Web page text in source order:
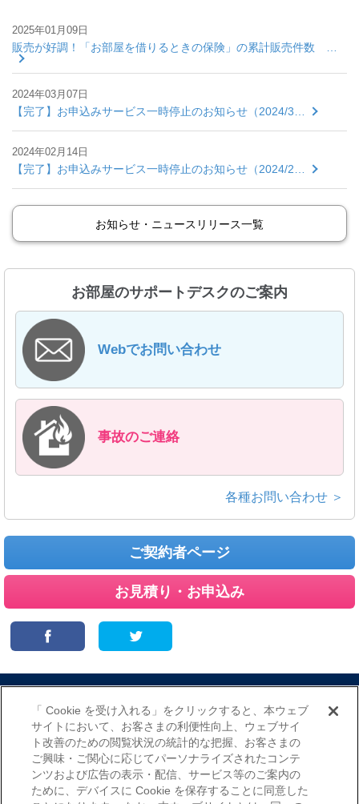
2025年01月09日
販売が好調！「お部屋を借りるときの保険」の累計販売件数 …
2024年03月07日
【完了】お申込みサービス一時停止のお知らせ（2024/3…
2024年02月14日
【完了】お申込みサービス一時停止のお知らせ（2024/2…
お知らせ・ニュースリリース一覧
お部屋のサポートデスクのご案内
Webでお問い合わせ
事故のご連絡
各種お問い合わせ ＞
ご契約者ページ
お見積り・お申込み
プライバシーポリシー
（個人情報のお取扱いについて）
「 Cookie を受け入れる」をクリックすると、本ウェブ
サイトにおいて、お客さまの利便性向上、ウェブサイ
ト改善のための閲覧状況の統計的な把握、お客さまの
ご興味・ご関心に応じてパーソナライズされたコンテ
ンツおよび広告の表示・配信、サービス等のご案内の
ために、デバイスに Cookie を保存することに同意した